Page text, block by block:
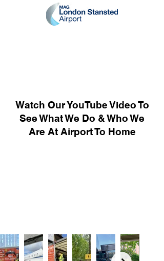
Watch Our YouTube Video To
See What We Do & Who We
Are At Airport To Home